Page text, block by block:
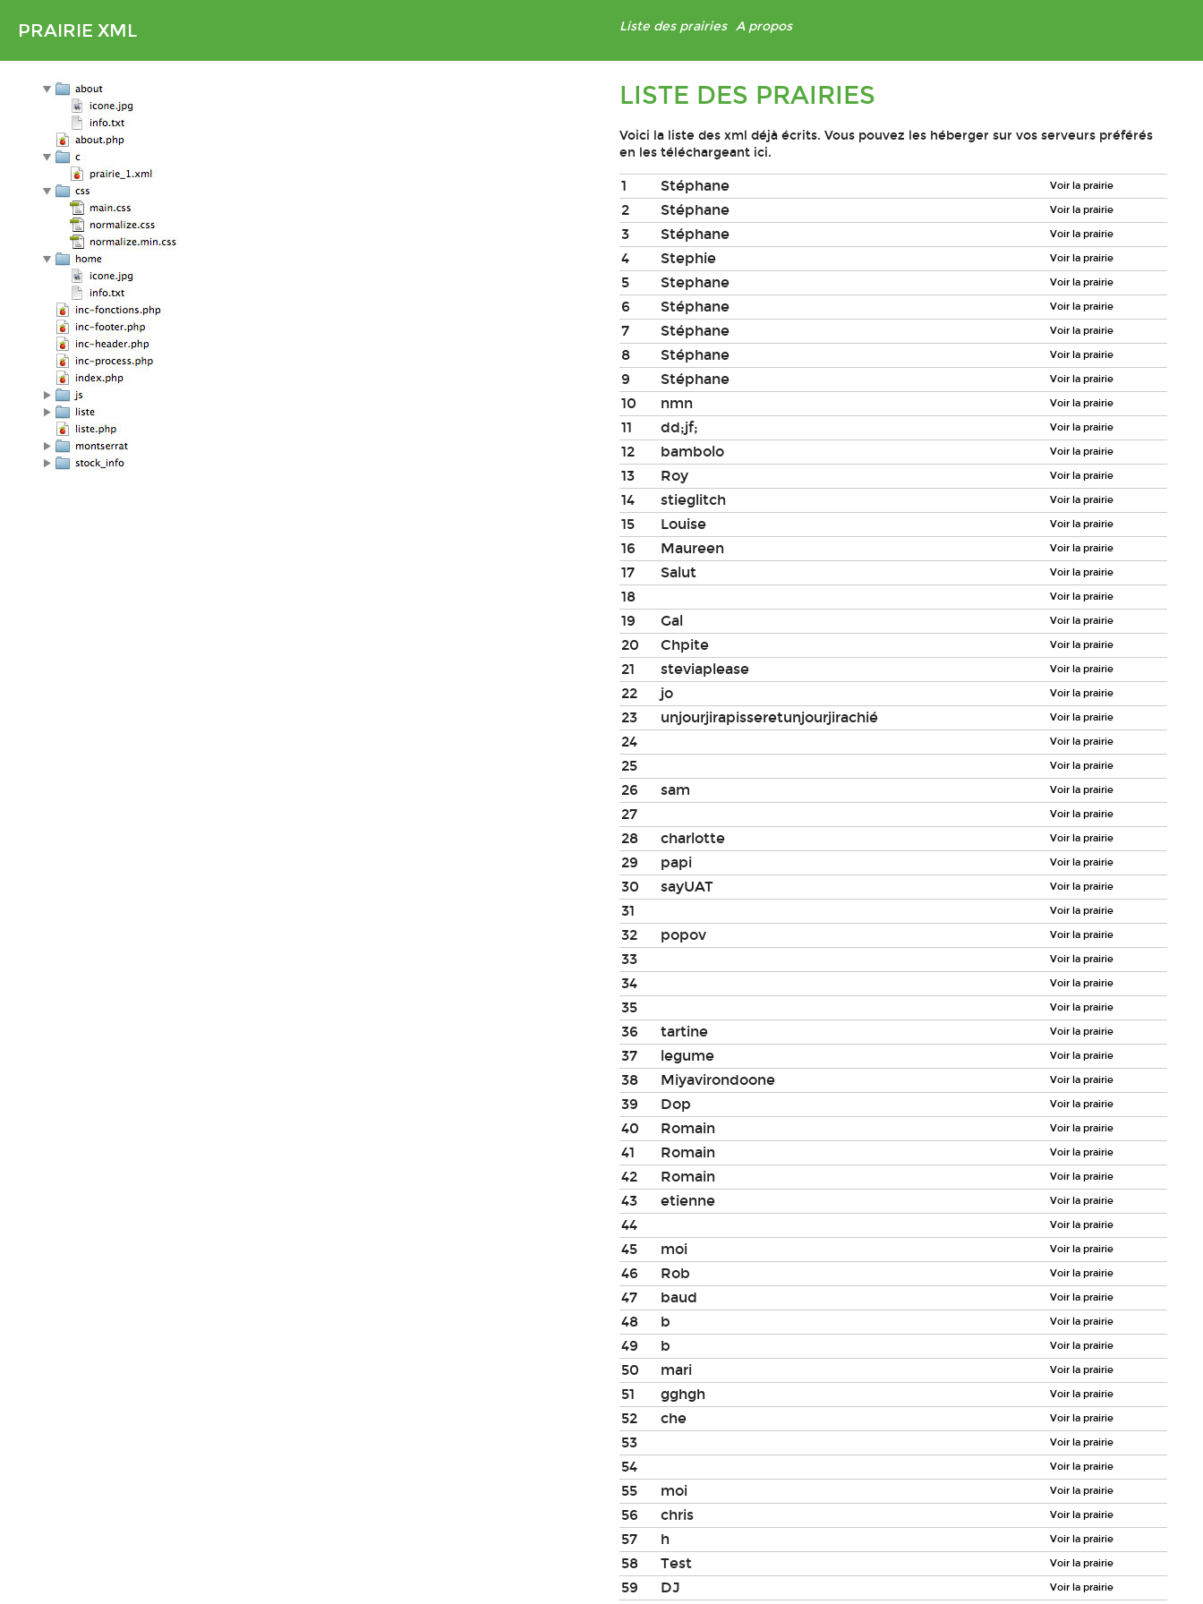
PRAIRIE XML Liste des prairies A propos
LISTE DES PRAIRIES
Voici la liste des xml déjà écrits. Vous pouvez les héberger sur vos serveurs préférés
en les téléchargeant ici.
1 Stéphane Voir la prairie
2 Stéphane Voir la prairie
3 Stéphane Voir la prairie
4 Stephie Voir la prairie
5 Stephane Voir la prairie
6 Stéphane Voir la prairie
7 Stéphane Voir la prairie
8 Stéphane Voir la prairie
9 Stéphane Voir la prairie
10 nmn Voir la prairie
11 dd;jf; Voir la prairie
12 bambolo Voir la prairie
13 Roy Voir la prairie
14 stieglitch Voir la prairie
15 Louise Voir la prairie
16 Maureen Voir la prairie
17 Salut Voir la prairie
18 Voir la prairie
19 Gal Voir la prairie
20 Chpite Voir la prairie
21 steviaplease Voir la prairie
22 jo Voir la prairie
23 unjourjirapisseretunjourjirachié Voir la prairie
24 Voir la prairie
25 Voir la prairie
26 sam Voir la prairie
27 Voir la prairie
28 charlotte Voir la prairie
29 papi Voir la prairie
30 sayUAT Voir la prairie
31 Voir la prairie
32 popov Voir la prairie
33 Voir la prairie
34 Voir la prairie
35 Voir la prairie
36 tartine Voir la prairie
37 legume Voir la prairie
38 Miyavirondoone Voir la prairie
39 Dop Voir la prairie
40 Romain Voir la prairie
41 Romain Voir la prairie
42 Romain Voir la prairie
43 etienne Voir la prairie
44 Voir la prairie
45 moi Voir la prairie
46 Rob Voir la prairie
47 baud Voir la prairie
48 b Voir la prairie
49 b Voir la prairie
50 mari Voir la prairie
51 gghgh Voir la prairie
52 che Voir la prairie
53 Voir la prairie
54 Voir la prairie
55 moi Voir la prairie
56 chris Voir la prairie
57 h Voir la prairie
58 Test Voir la prairie
59 DJ Voir la prairie